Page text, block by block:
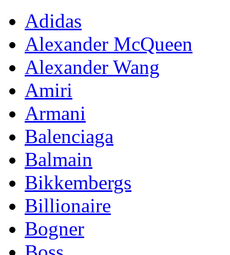
Adidas
Alexander McQueen
Alexander Wang
Amiri
Armani
Balenciaga
Balmain
Bikkembergs
Billionaire
Bogner